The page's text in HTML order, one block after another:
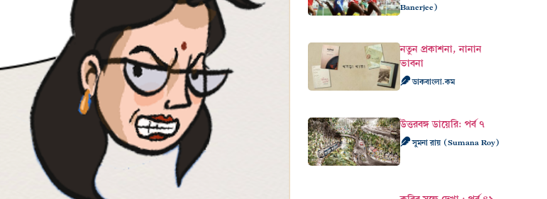
Banerjee)
নতুন প্রকাশনা, নানান
ভাবনা
ডাকবাংলা.কম
উত্তরবঙ্গ ডায়েরি: পর্ব ৭
সুমনা রায় (Sumana Roy)